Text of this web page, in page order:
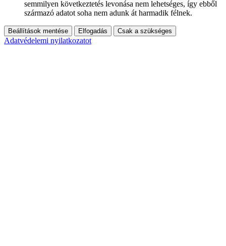
semmilyen következtetés levonása nem lehetséges, így ebből
származó adatot soha nem adunk át harmadik félnek.
Beállítások mentése Elfogadás Csak a szükséges
Adatvédelemi nyilatkozatot